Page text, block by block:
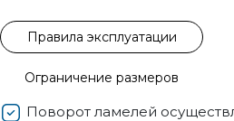
Правила эксплуатации
Ограничение размеров
Поворот ламелей